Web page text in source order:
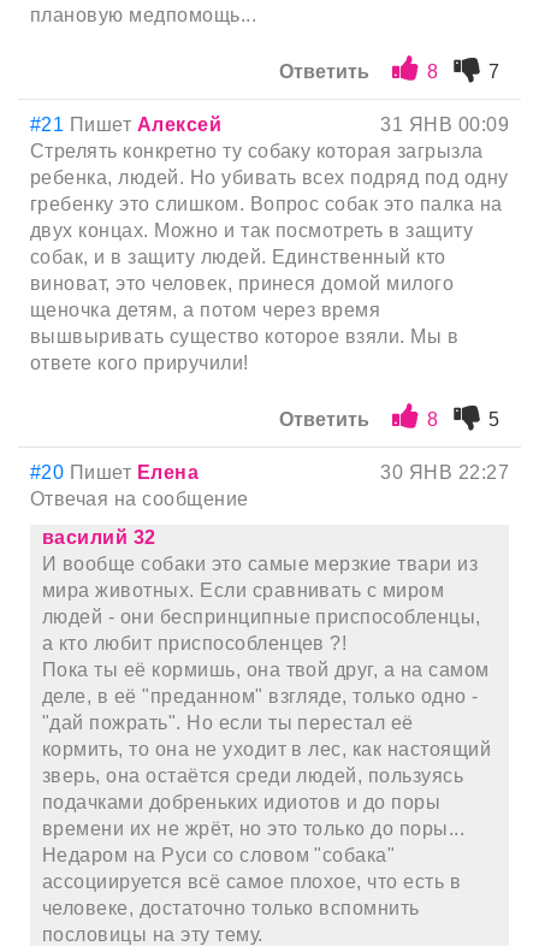
плановую медпомощь...
Ответить 8 7
#21 Пишет Алексей
31 ЯНВ 00:09
Стрелять конкретно ту собаку которая загрызла
ребенка, людей. Но убивать всех подряд под одну
гребенку это слишком. Вопрос собак это палка на
двух концах. Можно и так посмотреть в защиту
собак, и в защиту людей. Единственный кто
виноват, это человек, принеся домой милого
щеночка детям, а потом через время
вышвыривать существо которое взяли. Мы в
ответе кого приручили!
Ответить 8 5
#20 Пишет Елена
30 ЯНВ 22:27
Отвечая на сообщение
василий 32
И вообще собаки это самые мерзкие твари из
мира животных. Если сравнивать с миром
людей - они беспринципные приспособленцы,
а кто любит приспособленцев ?!
Пока ты её кормишь, она твой друг, а на самом
деле, в её "преданном" взгляде, только одно -
"дай пожрать". Но если ты перестал её
кормить, то она не уходит в лес, как настоящий
зверь, она остаётся среди людей, пользуясь
подачками добреньких идиотов и до поры
времени их не жрёт, но это только до поры...
Недаром на Руси со словом "собака"
ассоциируется всё самое плохое, что есть в
человеке, достаточно только вспомнить
пословицы на эту тему.